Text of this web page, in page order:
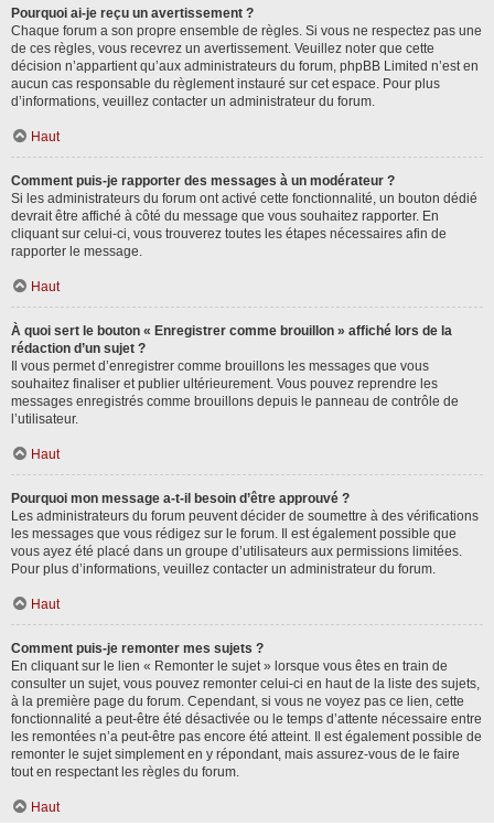
Pourquoi ai-je reçu un avertissement ?
Chaque forum a son propre ensemble de règles. Si vous ne respectez pas une
de ces règles, vous recevrez un avertissement. Veuillez noter que cette
décision n’appartient qu’aux administrateurs du forum, phpBB Limited n’est en
aucun cas responsable du règlement instauré sur cet espace. Pour plus
d’informations, veuillez contacter un administrateur du forum.
Haut
Comment puis-je rapporter des messages à un modérateur ?
Si les administrateurs du forum ont activé cette fonctionnalité, un bouton dédié
devrait être affiché à côté du message que vous souhaitez rapporter. En
cliquant sur celui-ci, vous trouverez toutes les étapes nécessaires afin de
rapporter le message.
Haut
À quoi sert le bouton « Enregistrer comme brouillon » affiché lors de la
rédaction d’un sujet ?
Il vous permet d’enregistrer comme brouillons les messages que vous
souhaitez finaliser et publier ultérieurement. Vous pouvez reprendre les
messages enregistrés comme brouillons depuis le panneau de contrôle de
l’utilisateur.
Haut
Pourquoi mon message a-t-il besoin d’être approuvé ?
Les administrateurs du forum peuvent décider de soumettre à des vérifications
les messages que vous rédigez sur le forum. Il est également possible que
vous ayez été placé dans un groupe d’utilisateurs aux permissions limitées.
Pour plus d’informations, veuillez contacter un administrateur du forum.
Haut
Comment puis-je remonter mes sujets ?
En cliquant sur le lien « Remonter le sujet » lorsque vous êtes en train de
consulter un sujet, vous pouvez remonter celui-ci en haut de la liste des sujets,
à la première page du forum. Cependant, si vous ne voyez pas ce lien, cette
fonctionnalité a peut-être été désactivée ou le temps d’attente nécessaire entre
les remontées n’a peut-être pas encore été atteint. Il est également possible de
remonter le sujet simplement en y répondant, mais assurez-vous de le faire
tout en respectant les règles du forum.
Haut